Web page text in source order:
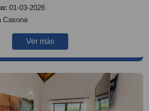
01-03-2026
Casona
Ver más